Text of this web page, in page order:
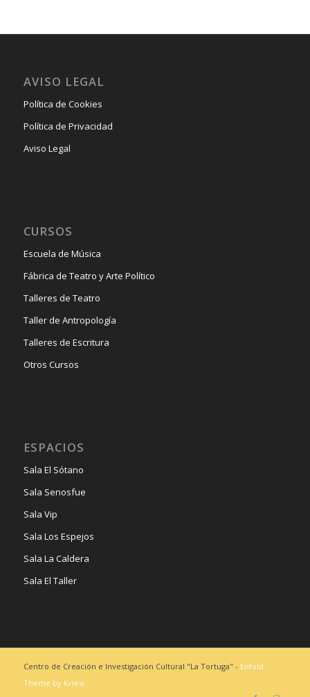
AVISO LEGAL
Política de Cookies
Política de Privacidad
Aviso Legal
CURSOS
Escuela de Música
Fábrica de Teatro y Arte Político
Talleres de Teatro
Taller de Antropología
Talleres de Escritura
Otros Cursos
ESPACIOS
Sala El Sótano
Sala Senosfue
Sala Vip
Sala Los Espejos
Sala La Caldera
Sala El Taller
Centro de Creación e Investigación Cultural "La Tortuga" - Enfold
Theme by Kriesi